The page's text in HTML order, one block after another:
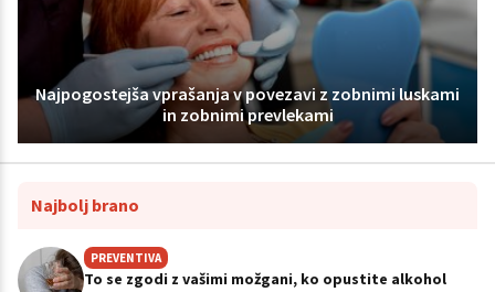
Najpogostejša vprašanja v povezavi z zobnimi luskami
in zobnimi prevlekami
Najbolj brano
PREVENTIVA
To se zgodi z vašimi možgani, ko opustite alkohol